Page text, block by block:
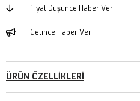
Fiyat Düşünce Haber Ver
Gelince Haber Ver
ÜRÜN ÖZELLIKLERI